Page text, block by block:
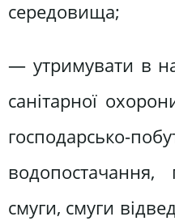
середовища;
— утримувати в
санітарної
господарсько-
водопостачання,
смуги, смуги